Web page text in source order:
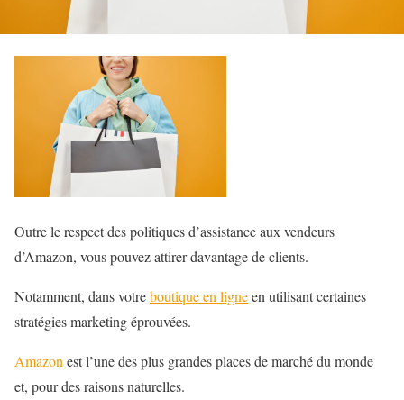
Outre le respect des politiques d’assistance aux vendeurs
d’Amazon, vous pouvez attirer davantage de clients.
Notamment, dans votreboutique en ligneen utilisant certaines
stratégies marketing éprouvées.
Amazon est l’une des plus grandes places de marché du monde
et, pour des raisons naturelles.